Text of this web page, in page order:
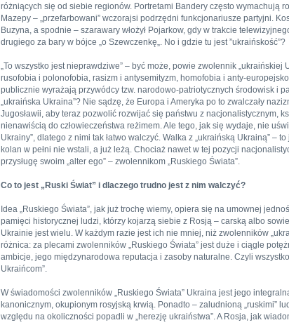
różniących się od siebie regionów. Portretami Bandery często wymachują
Mazepy – „przefarbowani” wczorajsi podrzędni funkcjonariusze partyjni.
Buzyna, a spodnie – szarawary włożył Pojarkow, gdy w trakcie
drugiego za bary w bójce „o Szewczenkę„. No i gdzie tu jest ”ukraińskość”?
„To wszystko jest nieprawdziwe” – być może, powie zwolennik „ukraińskiej
rusofobia i polonofobia, rasizm i antysemityzm, homofobia i anty-
publicznie wyrażają przywódcy tzw. narodowo-patriotycznych środowisk i
„ukraińska Ukraina”? Nie sądzę, że Europa i Ameryka po to zwalczały
Jugosławii, aby teraz pozwolić rozwijać się państwu z nacjonalistycznym,
nienawiścią do człowieczeństwa reżimem. Ale tego, jak się wydaje, nie
Ukrainy”, dlatego z nimi tak łatwo walczyć. Walka z „ukraińską Ukrainą” –
kolan w pełni nie wstali, a już leżą. Chociaż nawet w tej pozycji
przysługę swoim „alter ego” – zwolennikom „Ruskiego Świata”.
Co to jest „Ruski Świat” i dlaczego trudno jest z nim walczyć?
Idea „Ruskiego Świata”, jak już trochę wiemy, opiera się na umownej
pamięci historycznej ludzi, którzy kojarzą siebie z Rosją – carską albo
Ukrainie jest wielu. W każdym razie jest ich nie mniej, niż zwolenników
różnica: za plecami zwolenników „Ruskiego Świata” jest duże i ciągle
ambicje, jego międzynarodowa reputacja i zasoby naturalne. Czyli
Ukraińcom”.
W świadomości zwolenników „Ruskiego Świata” Ukraina jest jego
kanonicznym, okupionym rosyjską krwią. Ponadto – zaludnioną „ruskimi”
względu na okoliczności popadli w „herezję ukraiństwa”. A Rosja, jak